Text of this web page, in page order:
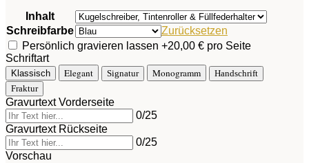
Inhalt
Schreibfarbe
Zurücksetzen
Persönlich gravieren lassen +20,00 € pro Seite
Schriftart
Klassisch Elegant Signatur Monogramm
Handschrift
Fraktur
Gravurtext Vorderseite
0/25
Gravurtext Rückseite
0/25
Vorschau